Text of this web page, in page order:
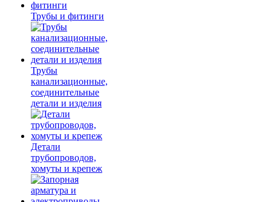
Трубы и фитинги
Трубы
канализационные,
соединительные
детали и изделия
Детали
трубопроводов,
хомуты и крепеж